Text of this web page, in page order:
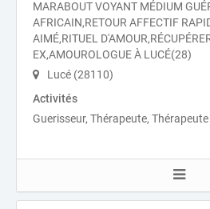
MARABOUT VOYANT MÉDIUM
AFRICAIN,RETOUR AFFECTIF
AIMÉ,RITUEL
EX,AMOUROLOGUE À LUCÉ(28)
Lucé (28110)
Activités
Guerisseur, Thérapeute,